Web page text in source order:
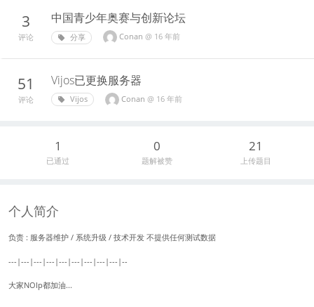
3
评论
中国青少年奥赛与创新论坛
分享 Conan @ 16 年前
51
评论
Vijos已更换服务器
Vijos Conan @ 16 年前
1
已通过
0
题解被赞
21
上传题目
个人简介
负责 : 服务器维护 / 系统升级 / 技术开发 不提供任何测试数据
---|---|---|---|---|---|---|---|---|--
大家NOIp都加油...